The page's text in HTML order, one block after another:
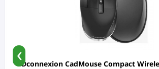
3Dconnexion CadMouse Compact
‹